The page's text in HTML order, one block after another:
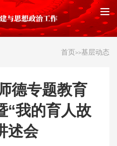
首页>>基层动态
德专题教育
“我的育人故
述会